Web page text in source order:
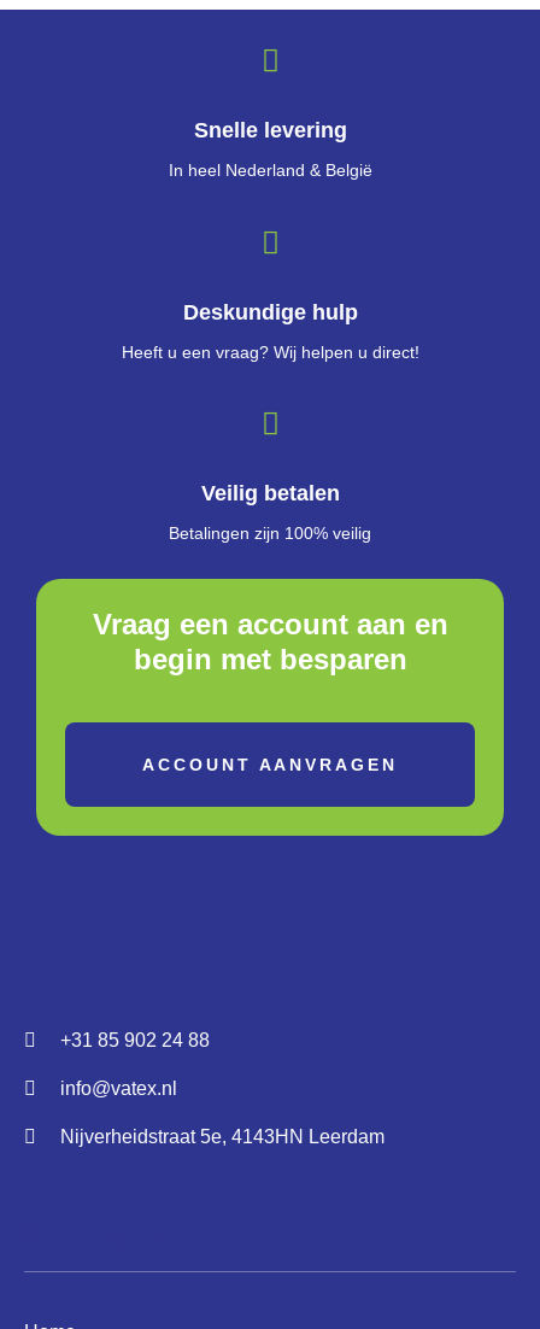
Snelle levering
In heel Nederland & België
Deskundige hulp
Heeft u een vraag? Wij helpen u direct!
Veilig betalen
Betalingen zijn 100% veilig
Vraag een account aan en
begin met besparen
ACCOUNT AANVRAGEN
+31 85 902 24 88
info@vatex.nl
Nijverheidstraat 5e, 4143HN Leerdam